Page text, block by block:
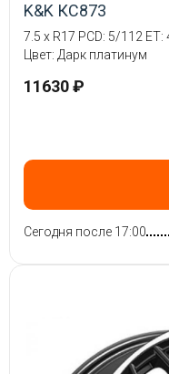
K&K КС873
7.5 x R17 PCD: 5/112 ET:
Цвет: Дарк платинум
11630 ₽
Сегодня после 17:00